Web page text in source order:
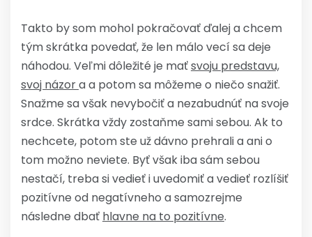
Takto by som mohol pokračovať ďalej a chcem
tým skrátka povedať, že len málo vecí sa deje
náhodou. Veľmi dôležité je maťsvoju predstavu,
svoj názora a potom sa môžeme o niečo snažiť.
Snažme sa však nevybočiť a nezabudnúť na svoje
srdce. Skrátka vždy zostaňme sami sebou. Ak to
nechcete, potom ste už dávno prehrali a ani o
tom možno neviete. Byť však iba sám sebou
nestačí, treba si vedieť i uvedomiť a vedieť rozlíšiť
pozitívne od negatívneho a samozrejme
následne dbať hlavne na to pozitívne.